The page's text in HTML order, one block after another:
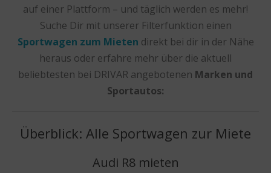
auf einer Plattform – und täglich werden es mehr!
Suche Dir mit unserer Filterfunktion einen
Sportwagen zum Mieten direkt bei dir in der Nähe
heraus oder erfahre mehr über die aktuell
beliebtesten bei DRIVAR angebotenen Marken und
Sportautos:
Überblick: Alle Sportwagen zur Miete
Audi R8 mieten